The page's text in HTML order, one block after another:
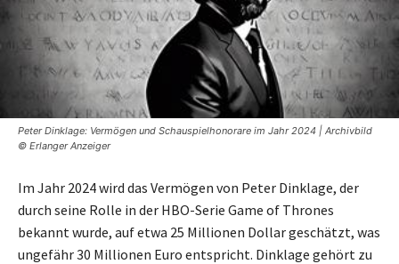
Peter Dinklage: Vermögen und Schauspielhonorare im Jahr 2024 | Archivbild
© Erlanger Anzeiger
Im Jahr 2024 wird das Vermögen von Peter Dinklage, der
durch seine Rolle in der HBO-Serie Game of Thrones
bekannt wurde, auf etwa 25 Millionen Dollar geschätzt, was
ungefähr 30 Millionen Euro entspricht. Dinklage gehört zu